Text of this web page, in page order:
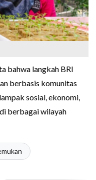
bahwa langkah BRI
berbasis komunitas
sosial, ekonomi,
berbagai wilayah